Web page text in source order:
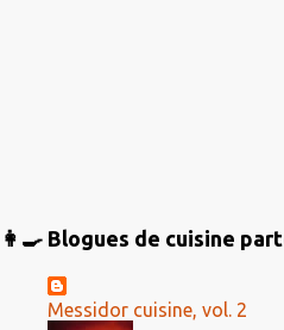
👩‍🍳 Blogues de cuisine
Messidor cuisine, vol. 2